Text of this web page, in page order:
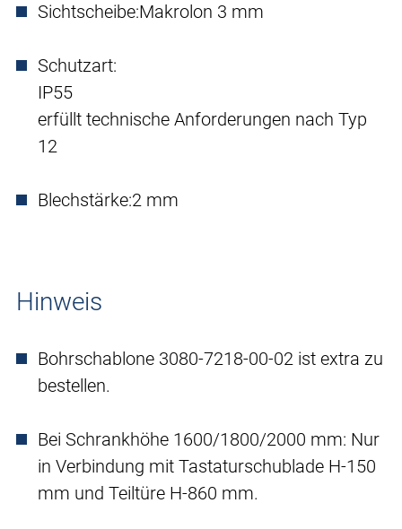
Sichtscheibe:Makrolon 3 mm
Schutzart:
IP55
erfüllt technische Anforderungen nach Typ
12
Blechstärke:2 mm
Hinweis
Bohrschablone 3080-7218-00-02 ist extra zu
bestellen.
Bei Schrankhöhe 1600/1800/2000 mm: Nur
in Verbindung mit Tastaturschublade H-150
mm und Teiltüre H-860 mm.